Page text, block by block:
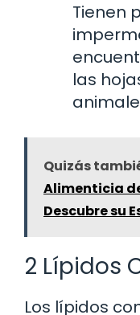
Tienen
las
Quizás
Alimenticia
Descubre su
2 Lípidos
Los lípidos